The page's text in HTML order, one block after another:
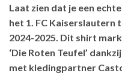
Laat zien dat je een
het 1. FC Kaiserslautern
2024-2025. Dit shirt
‘Die Roten Teufel’
met kledingpartner